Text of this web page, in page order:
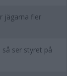
jägarna fler
ser styret på